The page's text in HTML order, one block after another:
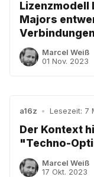
Lizenzmodell
Majors
Verbindungen
Marcel Weiß
01 Nov. 2023
a16z • Lesezeit: 7
Der Kontext
"Techno-
Marcel Weiß
17 Okt. 2023